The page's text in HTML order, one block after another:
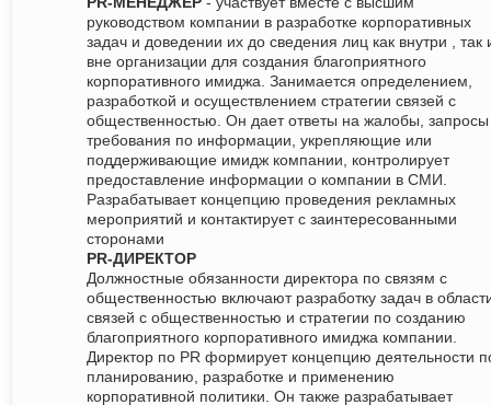
руководством компании в разработке корпоративных
задач и доведении их до сведения лиц как внутри , так
вне организации для создания благоприятного
корпоративного имиджа. Занимается определением,
разработкой и осуществлением стратегии связей с
общественностью. Он дает ответы на жалобы,
требования по информации, укрепляющие или
поддерживающие имидж компании, контролирует
предоставление информации о компании в СМИ.
Разрабатывает концепцию проведения рекламных
мероприятий и контактирует с заинтересованными
сторонами
PR-ДИРЕКТОР
Должностные обязанности директора по связям с
общественностью включают разработку задач в
связей с общественностью и стратегии по созданию
благоприятного корпоративного имиджа компании.
Директор по PR формирует концепцию деятельности
планированию, разработке и применению
корпоративной политики. Он также разрабатывает